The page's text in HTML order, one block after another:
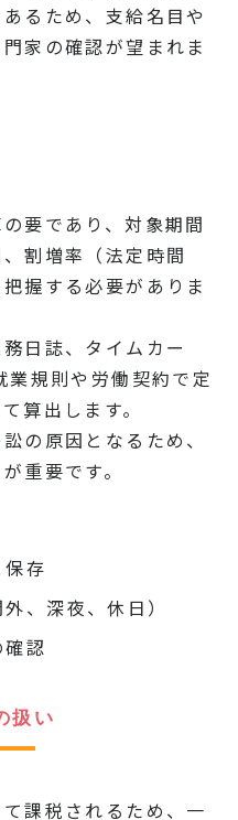
るため、支給名目や
家の確認が望まれま
要であり、対象期間
割増率（法定時間
握する必要がありま
日誌、タイムカー
業規則や労働契約で定
算出します。
の原因となるため、
重要です。
存
、深夜、休日）
認
扱い
課税されるため、一